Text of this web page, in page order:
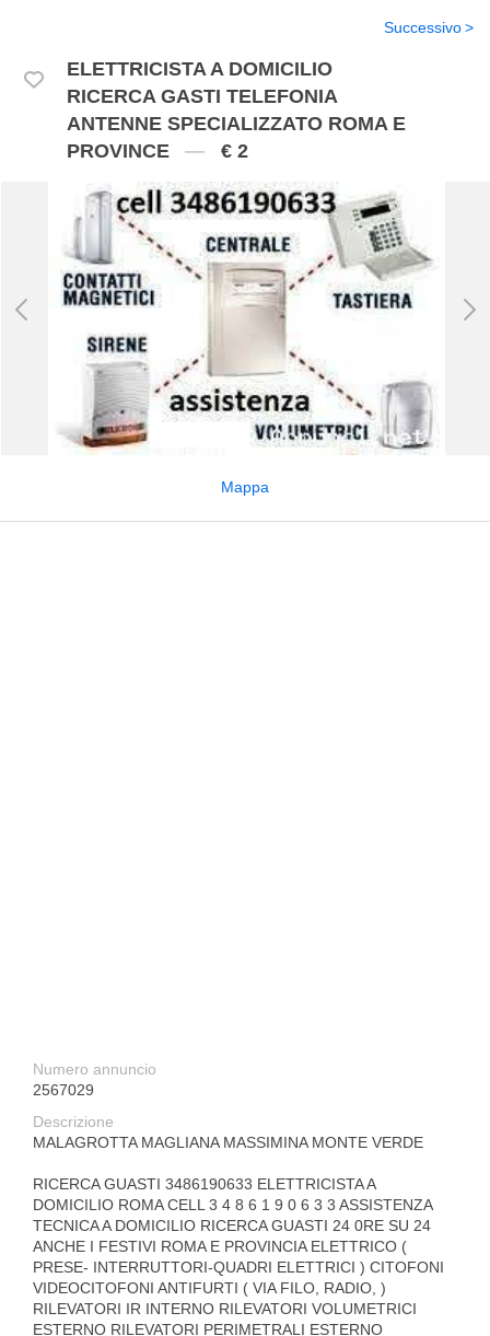
ELETTRICISTA A DOMICILIO
RICERCA GASTI TELEFONIA
ANTENNE SPECIALIZZATO ROMA E
PROVINCE
€ 2
Successivo
Mappa
Numero annuncio
2567029
Descrizione
MALAGROTTA MAGLIANA MASSIMINA MONTE VERDE
RICERCA GUASTI 3486190633 ELETTRICISTA A
DOMICILIO ROMA CELL 3 4 8 6 1 9 0 6 3 3 ASSISTENZA
TECNICA A DOMICILIO RICERCA GUASTI 24 0RE SU 24
ANCHE I FESTIVI ROMA E PROVINCIA ELETTRICO (
PRESE- INTERRUTTORI-QUADRI ELETTRICI ) CITOFONI
VIDEOCITOFONI ANTIFURTI ( VIA FILO, RADIO, )
RILEVATORI IR INTERNO RILEVATORI VOLUMETRICI
ESTERNO RILEVATORI PERIMETRALI ESTERNO